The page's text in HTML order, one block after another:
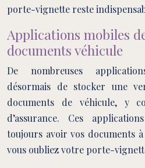
porte-vignette reste
Applications mobiles
documents véhicule
De nombreuses
désormais de stocker une
documents de véhicule, y
d’assurance. Ces
toujours avoir vos documents
vous oubliez votre porte-